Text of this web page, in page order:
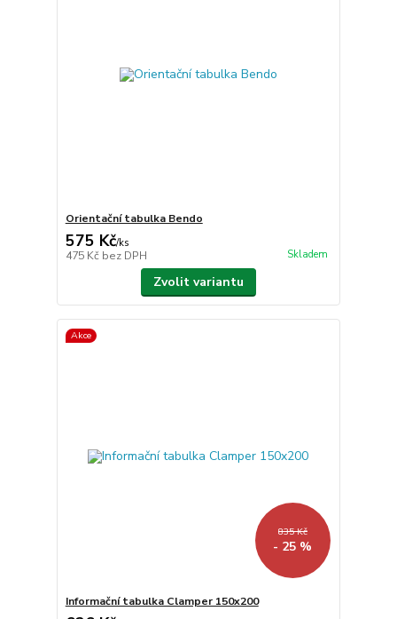
Orientační tabulka Bendo
575 Kč/ks
475 Kč bez DPH Skladem
Zvolit variantu
Akce
835 Kč
- 25 %
Informační tabulka Clamper 150x200